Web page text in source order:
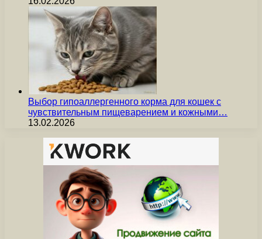
Выбор гипоаллергенного корма для кошек с
чувствительным пищеварением и кожными…
13.02.2026